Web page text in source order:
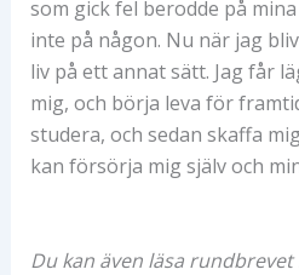
som gick fel berodde på
inte på någon. Nu när jag
liv på ett annat sätt. Jag får
mig, och börja leva för
studera, och sedan skaffa
kan försörja mig själv och
Du kan även läsa